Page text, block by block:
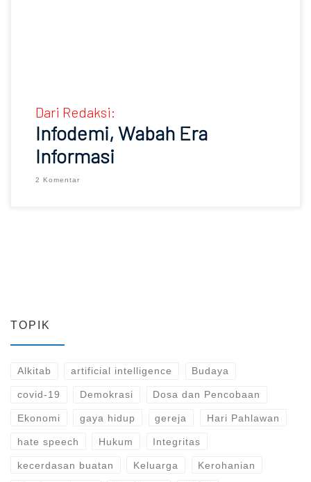
Dari Redaksi:
Infodemi, Wabah Era
Informasi
2 Komentar
TOPIK
Alkitab artificial intelligence Budaya
covid-19 Demokrasi Dosa dan Pencobaan
Ekonomi gaya hidup gereja Hari Pahlawan
hate speech Hukum Integritas
kecerdasan buatan Keluarga Kerohanian